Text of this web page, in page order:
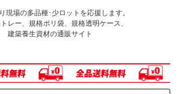
現場の多品種･少ロットを応援します。
レー、規格ポリ袋、規格透明ケース、
建築養生資材の通販サイト